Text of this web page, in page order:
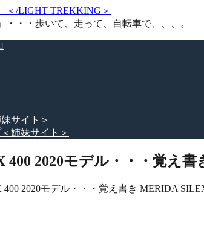
・・・歩いて、走って、自転車で、、、。
サイト＞
姉妹サイト＞
2020モデル・・・覚え書
MERIDA